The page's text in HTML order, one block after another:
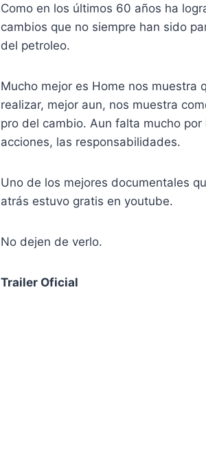
Como en los últimos 60 años ha
cambios que no siempre han sido
del petroleo.
Mucho mejor es Home nos muestra
realizar, mejor aun, nos muestra
pro del cambio. Aun falta mucho
acciones, las responsabilidades.
Uno de los mejores documentales
atrás estuvo gratis en youtube.
No dejen de verlo.
Trailer Oficial